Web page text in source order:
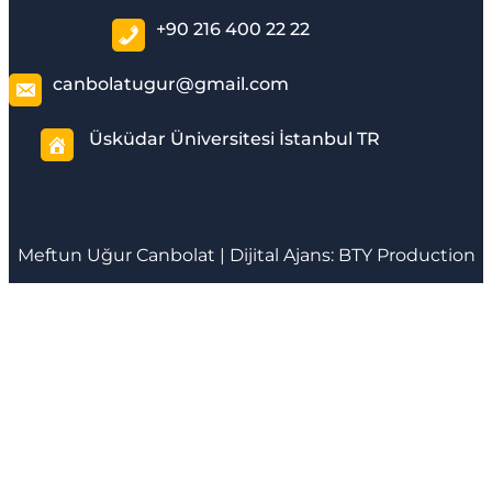
+90 216 400 22 22
canbolatugur@gmail.com
Üsküdar Üniversitesi İstanbul TR
Meftun Uğur Canbolat | Dijital Ajans: BTY Production